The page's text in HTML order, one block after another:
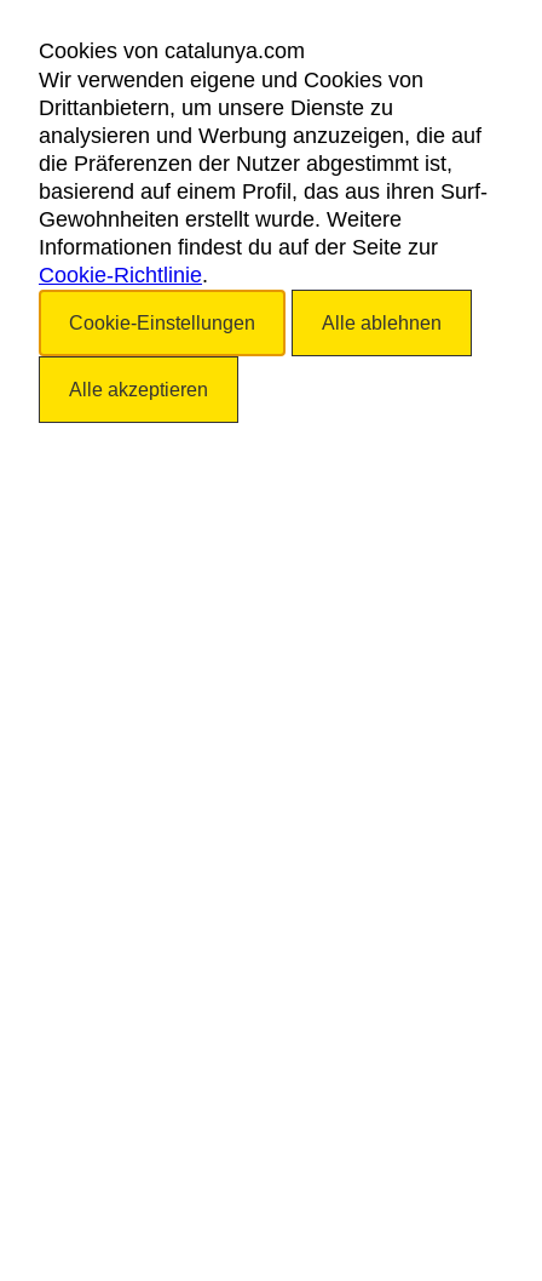
Cookies von catalunya.com
Wir verwenden eigene und Cookies von
Drittanbietern, um unsere Dienste zu
analysieren und Werbung anzuzeigen, die auf
die Präferenzen der Nutzer abgestimmt ist,
basierend auf einem Profil, das aus ihren Surf-
Gewohnheiten erstellt wurde. Weitere
Informationen findest du auf der Seite zur
Cookie-Richtlinie.
Cookie-Einstellungen Alle ablehnen
Alle akzeptieren